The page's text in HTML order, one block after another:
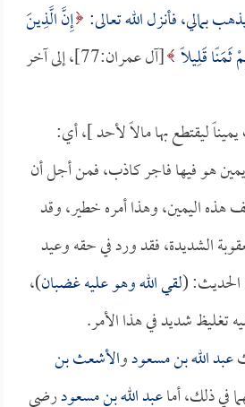
بمالي، فأنزل الله تعالى: إِنَّ الَّذِينَ
ثَمَنًا قَلِيلًا
[آل عمران:77]، إلى آخر
ليقتطع بها مالاً لأحد ]، أي:
هو فيها فاجر كاذب، فمن أجل أن
اليمين، وهذا أمره خطير، وقد
الشديدة، فقد ورد في حقه وعيد
الحديث: (لقي الله وهو عليه غضبان)،
شديد في هذا الأمر.
عبد الله بن مسعودوالأشعث بن
في ذلك، أماعبد الله بن مسعودرضي